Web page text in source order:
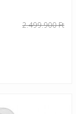
2.499.900 Ft